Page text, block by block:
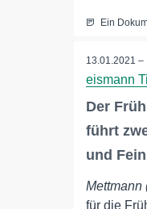
Ein
13.01.2021 –
eismann
Der
führt
und
Mettmann
für die